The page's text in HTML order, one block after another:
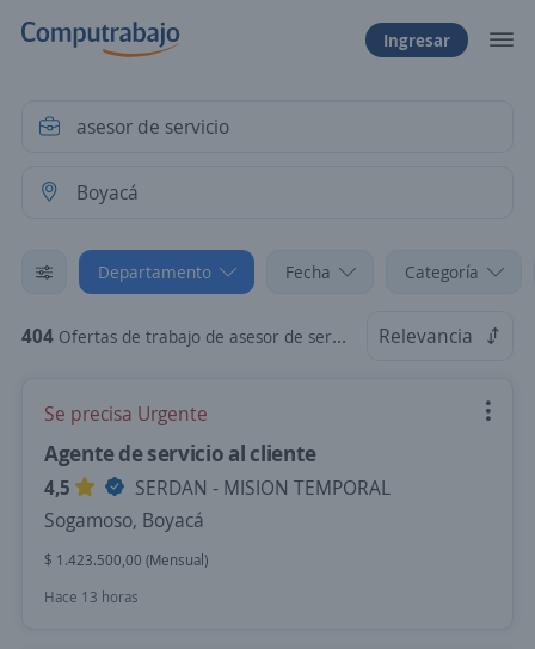
Ingresar
Departamento Fecha Categoría
404 Ofertas de trabajo de asesor de servicio en Boyacá Relevancia
Se precisa Urgente
Agente de servicio al cliente
4,5
SERDAN - MISION TEMPORAL
Sogamoso, Boyacá
$ 1.423.500,00 (Mensual)
Hace 13 horas